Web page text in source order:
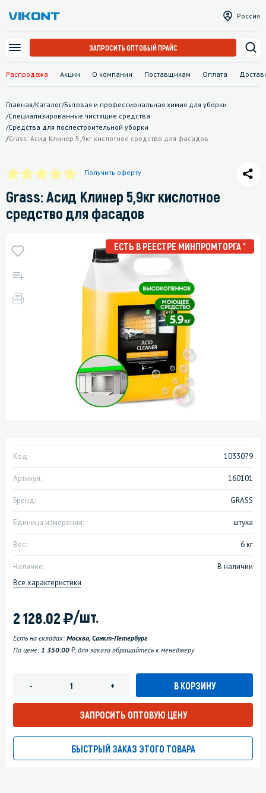
Распродажа Акции О компании Поставщикам Оплата
Россия
ЗАПРОСИТЬ ОПТОВЫЙ ПРАЙС
Главная/Каталог/Бытовая и профессиональная химия для уборки
/Специализированные чистящие средства
/Средства для послестроительной уборки
/Grass: Асид Клинер 5,9кг кислотное средство для фасадов
Получить оферту
Grass: Асид Клинер 5,9кг кислотное
средство для фасадов
ЕСТЬ В РЕЕСТРЕ МИНПРОМТОРГА *
Код: 1033079
Артикул: 160101
Бренд: GRASS
Единица измерения: штука
Вес: 6 кг
Наличие:
В наличии
Все характеристики
2 128.02)/шт.
Есть на складах:Москва, Санкт-Петербург
По цене:1 350.00 у, для заказа обращайтесь к менеджеру
- + В КОРЗИНУ
ЗАПРОСИТЬ ОПТОВУЮ ЦЕНУ
БЫСТРЫЙ ЗАКАЗ ЭТОГО ТОВАРА